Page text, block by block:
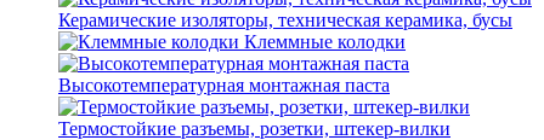
Керамические изоляторы, техническая керамика, бусы
Клеммные колодки
Высокотемпературная монтажная паста
Термостойкие разъемы, розетки, штекер-вилки